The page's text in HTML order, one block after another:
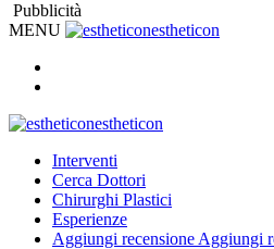
Pubblicità
MENU
estheticon
estheticon
Interventi
Cerca Dottori
Chirurghi Plastici
Esperienze
Aggiungi recensione Aggiungi